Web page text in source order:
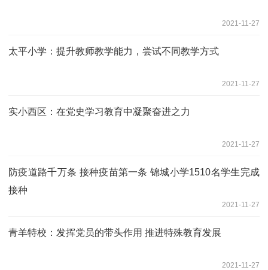
2021-11-27
太平小学：提升教师教学能力，尝试不同教学方式
2021-11-27
实小西区：在党史学习教育中凝聚奋进之力
2021-11-27
防疫道路千万条 接种疫苗第一条 锦城小学1510名学生完成
接种
2021-11-27
青羊特校：发挥党员的带头作用 推进特殊教育发展
2021-11-27